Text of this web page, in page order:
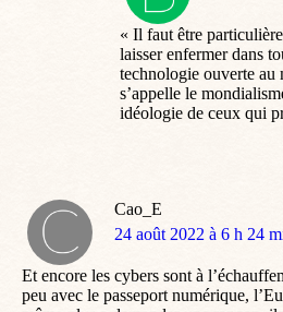
« Il faut être
laisser enfermer dans
technologie ouverte au
s’appelle le
idéologie de ceux qui
Cao_E
dit
24 août 2022 à 6 h 24
Et encore les cybers sont à
peu avec le passeport numérique,